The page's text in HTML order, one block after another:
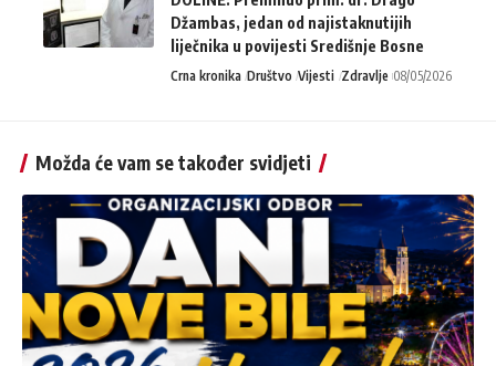
Džambas, jedan od najistaknutijih
liječnika u povijesti Središnje Bosne
Crna kronika Društvo Vijesti Zdravlje 08/05/2026
Možda će vam se također svidjeti